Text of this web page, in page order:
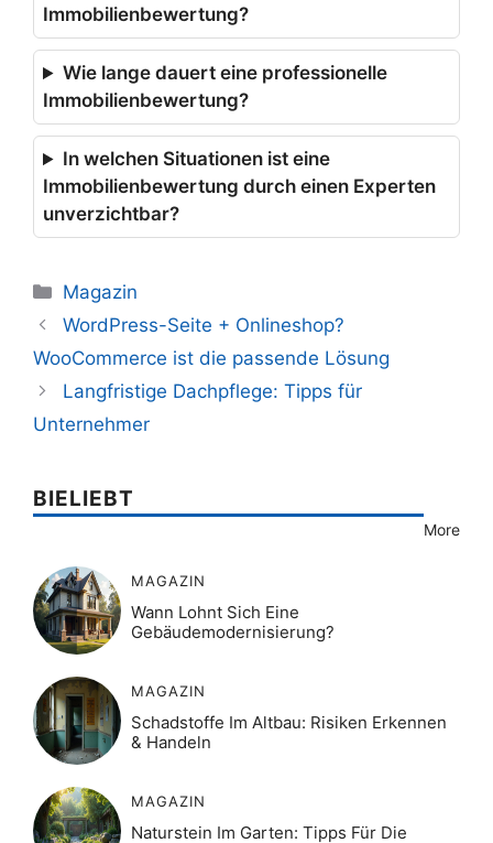
Immobilienbewertung?
Wie lange dauert eine professionelle
Immobilienbewertung?
In welchen Situationen ist eine
Immobilienbewertung durch einen Experten
unverzichtbar?
Kategorien
Magazin
WordPress-Seite + Onlineshop?
WooCommerce ist die passende Lösung
Langfristige Dachpflege: Tipps für
Unternehmer
BIELIEBT
More
MAGAZIN
Wann Lohnt Sich Eine
Gebäudemodernisierung?
MAGAZIN
Schadstoffe Im Altbau: Risiken Erkennen
& Handeln
MAGAZIN
Naturstein Im Garten: Tipps Für Die